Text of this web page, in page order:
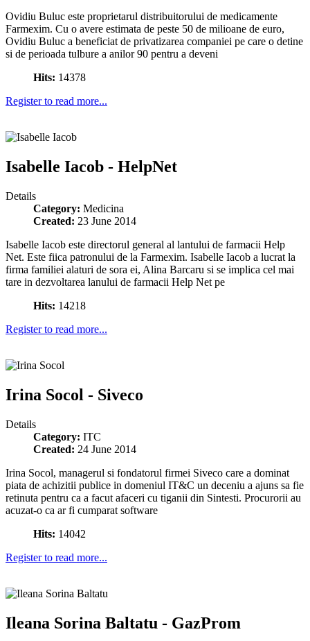
Ovidiu Buluc este proprietarul distribuitorului de medicamente
Farmexim. Cu o avere estimata de peste 50 de milioane de euro,
Ovidiu Buluc a beneficiat de privatizarea companiei pe care o detine
si de perioada tulbure a anilor 90 pentru a deveni
Hits: 14378
Register to read more...
Isabelle Iacob - HelpNet
Details
Category: Medicina
Created: 23 June 2014
Isabelle Iacob este directorul general al lantului de farmacii Help
Net. Este fiica patronului de la Farmexim. Isabelle Iacob a lucrat la
firma familiei alaturi de sora ei, Alina Barcaru si se implica cel mai
tare in dezvoltarea lanului de farmacii Help Net pe
Hits: 14218
Register to read more...
Irina Socol - Siveco
Details
Category: ITC
Created: 24 June 2014
Irina Socol, managerul si fondatorul firmei Siveco care a dominat
piata de achizitii publice in domeniul IT&C un deceniu a ajuns sa fie
retinuta pentru ca a facut afaceri cu tiganii din Sintesti. Procurorii au
acuzat-o ca ar fi cumparat software
Hits: 14042
Register to read more...
Ileana Sorina Baltatu - GazProm